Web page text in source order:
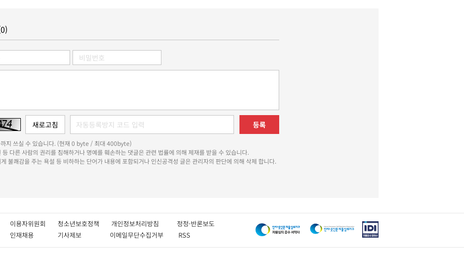
등록
까지 쓰실 수 있습니다. (현재 0 byte / 최대 400byte)
등 다른 사람의 권리를 침해하거나 명예를 훼손하는 댓글은 관련 법률에 의해 제재를 받을 수 있습니다.
불쾌감을 주는 욕설 등 비하하는 단어가 내용에 포함되거나 인신공격성 글은 관리자의 판단에 의해 삭제 합니다.
이용자위원회 청소년보호정책 개인정보처리방침 정정·반론보도
인재채용 기사제보 이메일무단수집거부 RSS